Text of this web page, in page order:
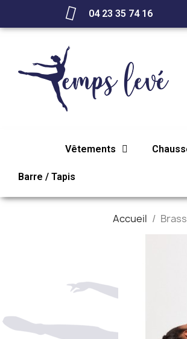
04 23 35 74 16
Vêtements
Barre / Tapis
Accueil